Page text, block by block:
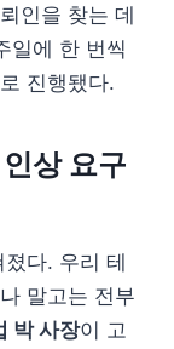
인을 찾는 데
일에 한 번씩
진행됐다.
상 요구
다. 우리 테
말고는 전부
박 사장이 고